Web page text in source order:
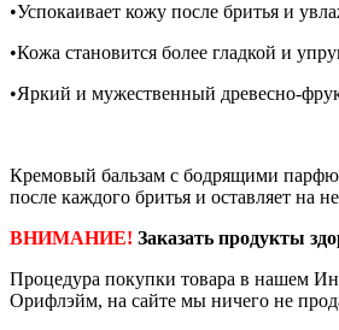
•Успокаивает кожу после бритья и
•Кожа становится более гладкой и
•Яркий и мужественный древесно-
Кремовый бальзам с бодрящими
после каждого бритья и оставляет на
ВНИМАНИЕ! Заказать продукты
Процедура покупки товара в нашем
Орифлэйм, на сайте мы ничего не